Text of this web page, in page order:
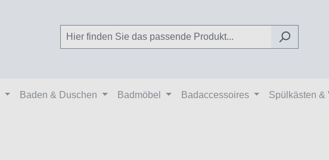
Baden & Duschen Badmöbel Badaccessoires Spülkästen &